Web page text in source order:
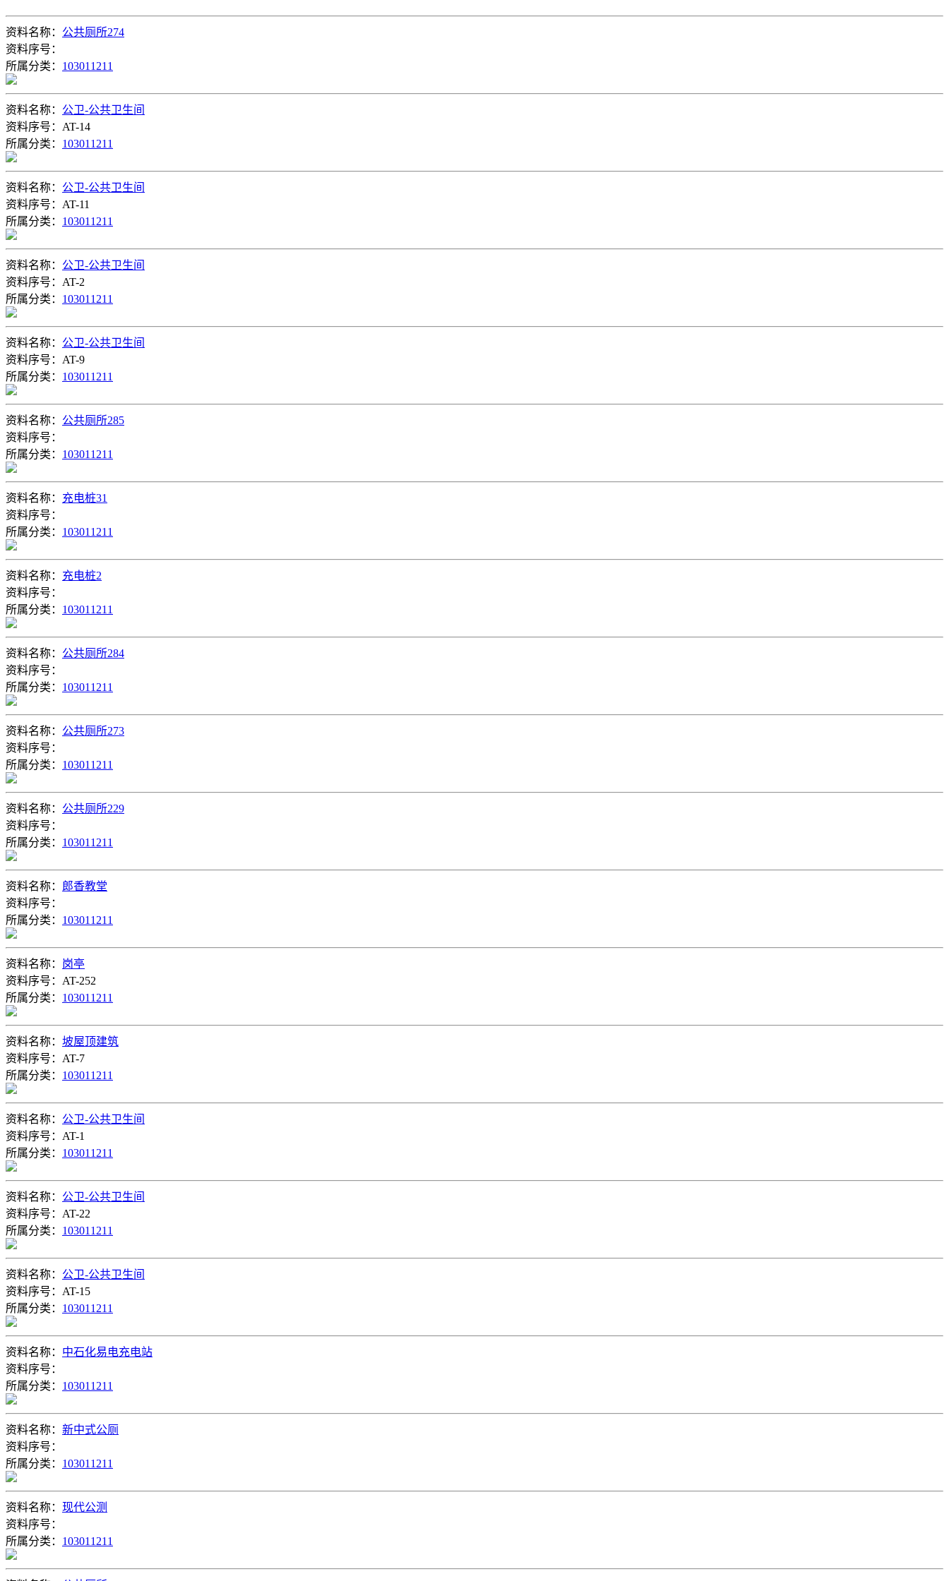
资料名称： 公共厕所274
资料序号：
所属分类： 103011211
资料名称： 公卫-公共卫生间
资料序号：AT-14
所属分类： 103011211
资料名称： 公卫-公共卫生间
资料序号：AT-11
所属分类： 103011211
资料名称： 公卫-公共卫生间
资料序号：AT-2
所属分类： 103011211
资料名称： 公卫-公共卫生间
资料序号：AT-9
所属分类： 103011211
资料名称： 公共厕所285
资料序号：
所属分类： 103011211
资料名称： 充电桩31
资料序号：
所属分类： 103011211
资料名称： 充电桩2
资料序号：
所属分类： 103011211
资料名称： 公共厕所284
资料序号：
所属分类： 103011211
资料名称： 公共厕所273
资料序号：
所属分类： 103011211
资料名称： 公共厕所229
资料序号：
所属分类： 103011211
资料名称：
郎香教堂
资料序号：
所属分类： 103011211
资料名称： 岗亭
资料序号：AT-252
所属分类： 103011211
资料名称： 坡屋顶建筑
资料序号：AT-7
所属分类： 103011211
资料名称： 公卫-公共卫生间
资料序号：AT-1
所属分类： 103011211
资料名称： 公卫-公共卫生间
资料序号：AT-22
所属分类： 103011211
资料名称： 公卫-公共卫生间
资料序号：AT-15
所属分类： 103011211
资料名称： 中石化易电充电站
资料序号：
所属分类： 103011211
资料名称： 新中式公厕
资料序号：
所属分类： 103011211
资料名称： 现代公测
资料序号：
所属分类： 103011211